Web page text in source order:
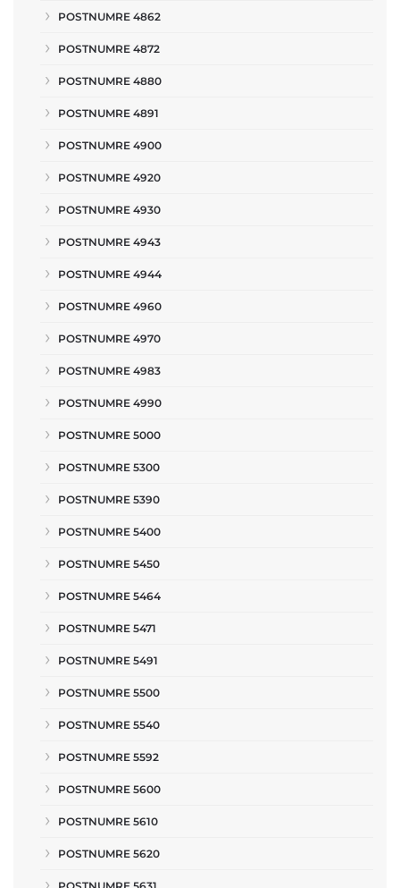
POSTNUMRE 4862
POSTNUMRE 4872
POSTNUMRE 4880
POSTNUMRE 4891
POSTNUMRE 4900
POSTNUMRE 4920
POSTNUMRE 4930
POSTNUMRE 4943
POSTNUMRE 4944
POSTNUMRE 4960
POSTNUMRE 4970
POSTNUMRE 4983
POSTNUMRE 4990
POSTNUMRE 5000
POSTNUMRE 5300
POSTNUMRE 5390
POSTNUMRE 5400
POSTNUMRE 5450
POSTNUMRE 5464
POSTNUMRE 5471
POSTNUMRE 5491
POSTNUMRE 5500
POSTNUMRE 5540
POSTNUMRE 5592
POSTNUMRE 5600
POSTNUMRE 5610
POSTNUMRE 5620